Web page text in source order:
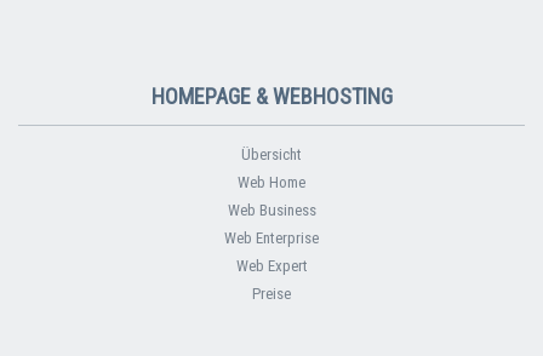
HOMEPAGE & WEBHOSTING
Übersicht
Web Home
Web Business
Web Enterprise
Web Expert
Preise